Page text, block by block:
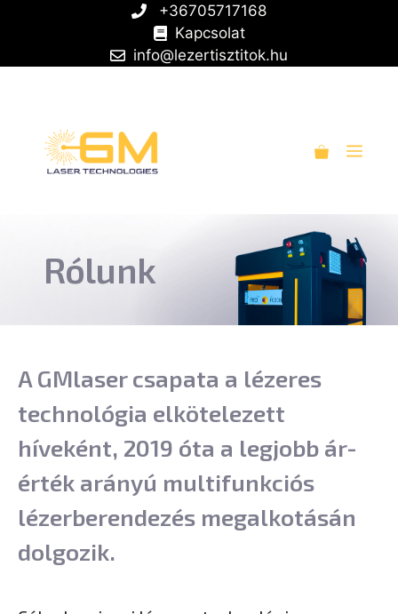
+36705717168
Kapcsolat
info@lezertisztitok.hu
Rólunk
A GMlaser csapata a lézeres
technológia elkötelezett
híveként, 2019 óta a legjobb ár-
érték arányú multifunkciós
lézerberendezés megalkotásán
dolgozik.